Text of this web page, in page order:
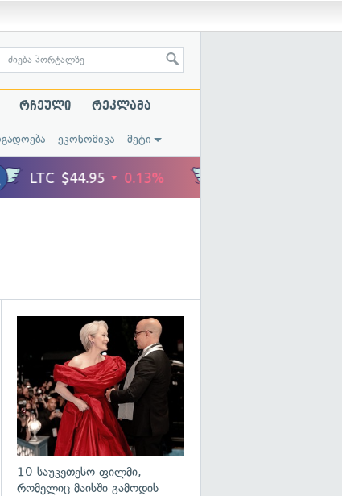
რჩეული რეკლამა
ეკონომიკა მეტი
10 საუკეთესო ფილმი,
რომელიც მაისში გამოდის